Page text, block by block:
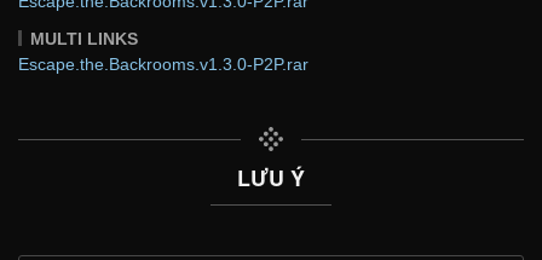
MULTI LINKS
Escape.the.Backrooms.v1.3.0-P2P.rar
LƯU Ý